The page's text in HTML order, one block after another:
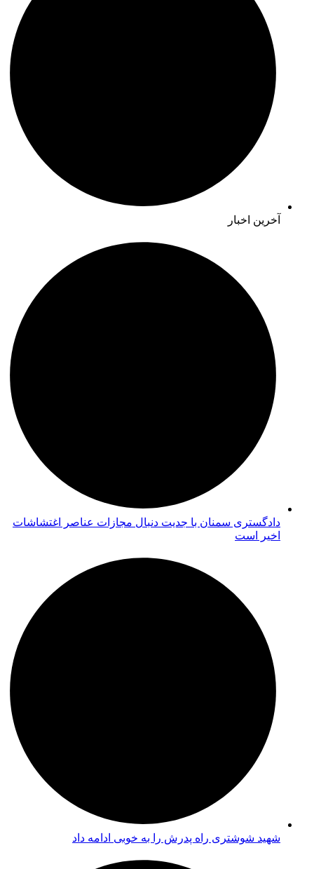
آخرین اخبار
دادگستری سمنان با جدیت دنبال مجازات عناصر اغتشاشات
اخیر است
شهید شوشتری راه پدرش را به خوبی ادامه داد